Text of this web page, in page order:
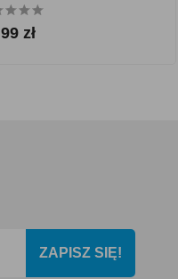
zł
ZAPISZ SIĘ!